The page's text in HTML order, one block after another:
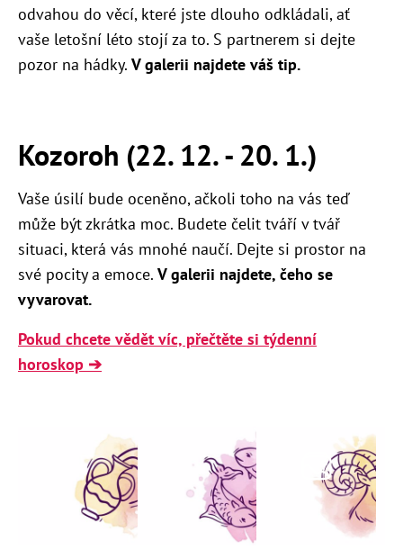
odvahou do věcí, které jste dlouho odkládali, ať
vaše letošní léto stojí za to. S partnerem si dejte
pozor na hádky. V galerii najdete váš tip.
Kozoroh (22. 12. - 20. 1.)
Vaše úsilí bude oceněno, ačkoli toho na vás teď
může být zkrátka moc. Budete čelit tváří v tvář
situaci, která vás mnohé naučí. Dejte si prostor na
své pocity a emoce. V galerii najdete, čeho se
vyvarovat.
Pokud chcete vědět víc, přečtěte si týdenní
horoskop ➔